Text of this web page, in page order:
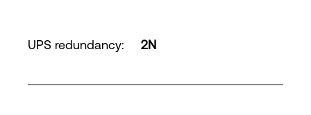
UPS redundancy: 2N